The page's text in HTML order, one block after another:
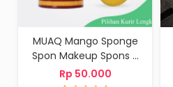
MUAQ Mango Sponge
Spon Makeup Spons ...
Rp 50.000